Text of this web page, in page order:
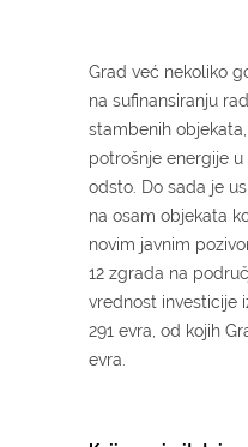
Grad već nekoliko
na sufinansiranju
stambenih
potrošnje energije
odsto. Do sada je
na osam objekata
novim javnim
12 zgrada na
vrednost investicije
291 evra, od kojih
evra.